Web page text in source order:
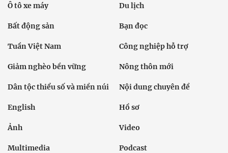
Ô tô xe máy Du lịch
Bất động sản Bạn đọc
Tuần Việt Nam Công nghiệp hỗ trợ
Giảm nghèo bền vững Nông thôn mới
Dân tộc thiểu số và miền núi Nội dung chuyên đề
English Hồ sơ
Ảnh Video
Multimedia Podcast